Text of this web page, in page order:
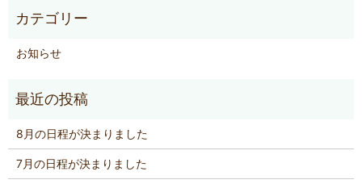
お知らせ
8月の日程が決まりました
7月の日程が決まりました